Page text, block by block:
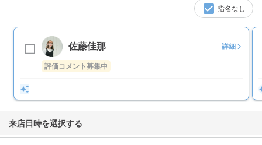
指名なし
佐藤佳那 詳細
評価コメント募集中
来店日時を選択する